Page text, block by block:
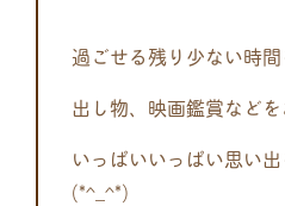
過ごせる残り少ない時
出し物、映画鑑賞など
いっぱいいっぱい思い
(*^_^*)